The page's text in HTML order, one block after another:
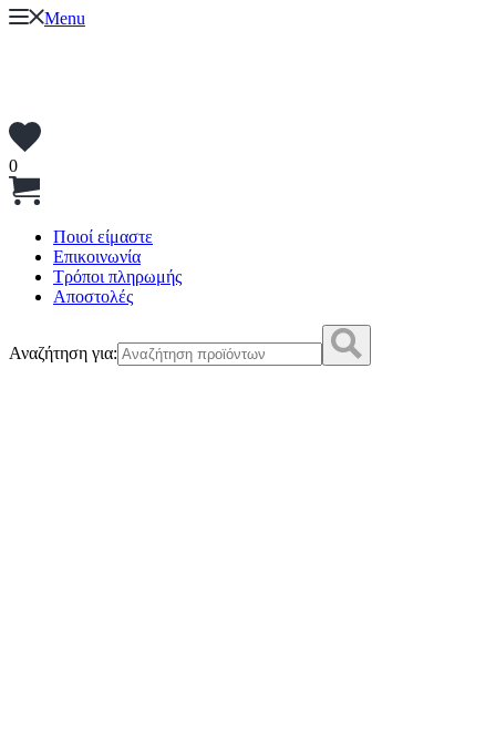
Menu
0
Ποιοί είμαστε
Επικοινωνία
Τρόποι πληρωμής
Αποστολές
Αναζήτηση για: